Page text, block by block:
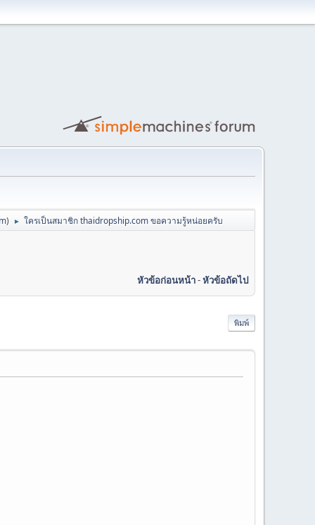
) ► ใครเป็นสมาชิก thaidropship.com ขอความรู้หน่อยครับ
หัวข้อก่อนหน้า-หัวข้อถัดไป
พิมพ์